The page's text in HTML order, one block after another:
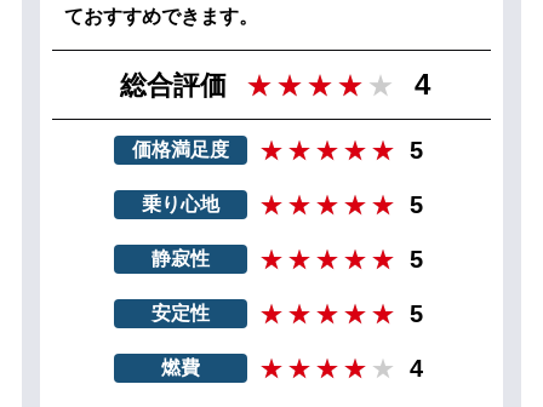
ておすすめできます。
総合評価 4
価格満足度 5
乗り心地 5
静寂性 5
安定性 5
燃費 4